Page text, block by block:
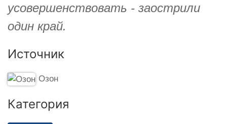
усовершенствовать - заострили
один край.
Источник
Озон
Категория